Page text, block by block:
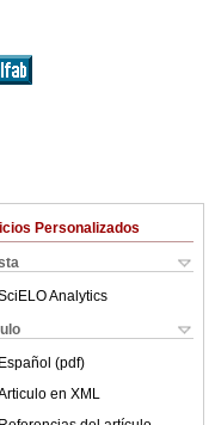
Personalizados
Analytics
Español (pdf)
en XML